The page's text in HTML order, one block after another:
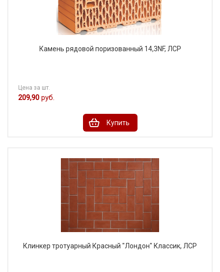
Камень рядовой поризованный 14,3NF, ЛСР
Цена за шт.
209,90 руб.
Купить
Клинкер тротуарный Красный "Лондон" Классик, ЛСР